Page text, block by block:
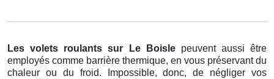
Les volets roulants sur Le Boisle peuvent aussi être
employés comme barrière thermique, en vous préservant du
chaleur ou du froid. Impossible, donc, de négliger vos